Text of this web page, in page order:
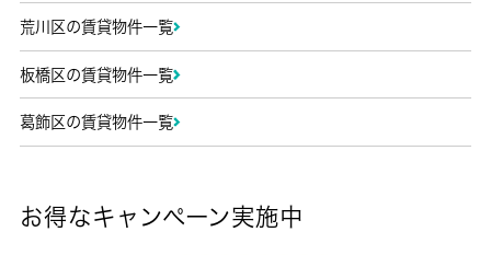
荒川区の賃貸物件一覧
板橋区の賃貸物件一覧
葛飾区の賃貸物件一覧
お得なキャンペーン実施中